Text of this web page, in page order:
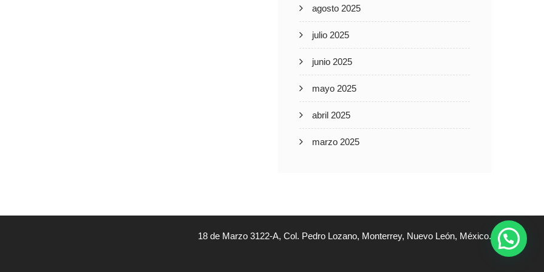
agosto 2025
julio 2025
junio 2025
mayo 2025
abril 2025
marzo 2025
18 de Marzo 3122-A, Col. Pedro Lozano, Monterrey, Nuevo León, México.